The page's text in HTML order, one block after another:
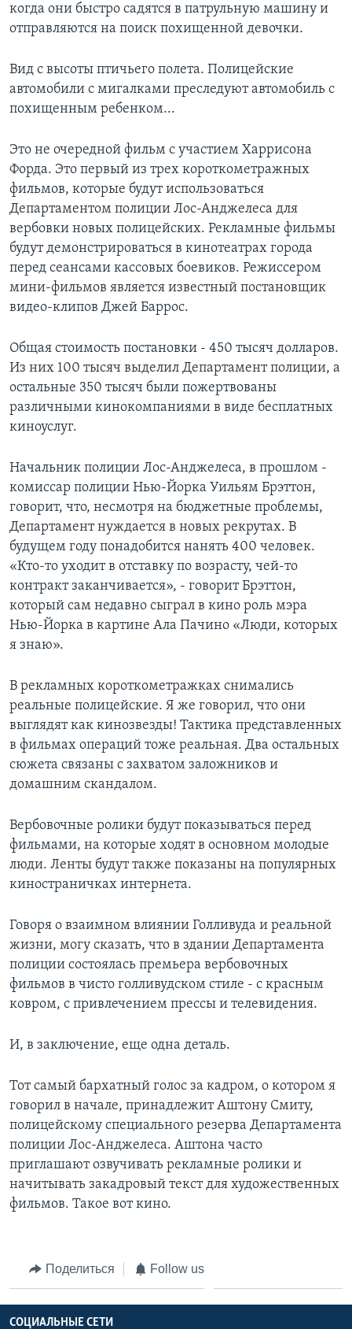
когда они быстро садятся в патрульную машину и
отправляются на поиск похищенной девочки.
Вид с высоты птичьего полета. Полицейские
автомобили с мигалками преследуют автомобиль с
похищенным ребенком...
Это не очередной фильм с участием Харрисона
Форда. Это первый из трех короткометражных
фильмов, которые будут использоваться
Департаментом полиции Лос-Анджелеса для
вербовки новых полицейских. Рекламные фильмы
будут демонстрироваться в кинотеатрах города
перед сеансами кассовых боевиков. Режиссером
мини-фильмов является известный постановщик
видео-клипов Джей Баррос.
Общая стоимость постановки - 450 тысяч долларов.
Из них 100 тысяч выделил Департамент полиции, а
остальные 350 тысяч были пожертвованы
различными кинокомпаниями в виде бесплатных
киноуслуг.
Начальник полиции Лос-Анджелеса, в прошлом -
комиссар полиции Нью-Йорка Уильям Брэттон,
говорит, что, несмотря на бюджетные проблемы,
Департамент нуждается в новых рекрутах. В
будущем году понадобится нанять 400 человек.
«Кто-то уходит в отставку по возрасту, чей-то
контракт заканчивается», - говорит Брэттон,
который сам недавно сыграл в кино роль мэра
Нью-Йорка в картине Ала Пачино «Люди, которых
я знаю».
В рекламных короткометражках снимались
реальные полицейские. Я же говорил, что они
выглядят как кинозвезды! Тактика представленных
в фильмах операций тоже реальная. Два остальных
сюжета связаны с захватом заложников и
домашним скандалом.
Вербовочные ролики будут показываться перед
фильмами, на которые ходят в основном молодые
люди. Ленты будут также показаны на популярных
киностраничках интернета.
Говоря о взаимном влиянии Голливуда и реальной
жизни, могу сказать, что в здании Департамента
полиции состоялась премьера вербовочных
фильмов в чисто голливудском стиле - с красным
ковром, с привлечением прессы и телевидения.
И, в заключение, еще одна деталь.
Тот самый бархатный голос за кадром, о котором я
говорил в начале, принадлежит Аштону Смиту,
полицейскому специального резерва Департамента
полиции Лос-Анджелеса. Аштона часто
приглашают озвучивать рекламные ролики и
начитывать закадровый текст для художественных
фильмов. Такое вот кино.
Поделиться Follow us
СОЦИАЛЬНЫЕ СЕТИ